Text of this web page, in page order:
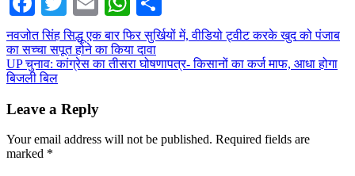
Post
navigation
नवजोत सिंह सिद्धू एक बार फिर सुर्खियों में, वीडियो ट्वीट करके खुद को पंजाब
का सच्चा सपूत होने का किया दावा
UP चुनाव: कांग्रेस का तीसरा घोषणापत्र- किसानों का कर्ज माफ, आधा होगा
बिजली बिल
Leave a Reply
Your email address will not be published. Required fields are
marked *